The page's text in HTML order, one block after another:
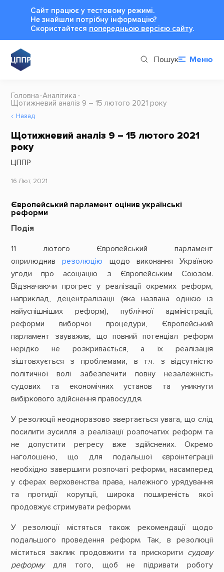
Сайт працює у тестовому режимі.
Не знайшли потрібну інформацію?
Cкористайтеся попередньою версією сайту.
Пошук Меню
Головна Аналітика
Щотижневий аналіз 9 – 15 лютого 2021 року
Назад
Щотижневий аналіз 9 – 15 лютого 2021
року
ЦППР
16 Лют, 2021
Європейський парламент оцінив українські
реформи
Подія
11 лютого Європейський парламент
оприлюдниврезолюцію щодо виконання Україною
угоди про асоціацію з Європейським Союзом.
Відзначаючи прогрес у реалізації окремих реформ,
наприклад, децентралізації (яка названа однією із
найуспішніших реформ), публічної адміністрації,
реформи виборчої процедури, Європейський
парламент зауважив, що повний потенціал реформ
нерідко не розкривається, а їх реалізація
зіштовхується з проблемами, в т.ч. з відсутністю
політичної волі забезпечити повну незалежність
судових та економічних установ та уникнути
вибіркового здійснення правосуддя.
У резолюції неодноразово звертається увага, що слід
посилити зусилля з реалізації розпочатих реформ та
не допустити регресу вже здійснених. Окремо
наголошено, що для подальшої євроінтеграції
необхідно завершити розпочаті реформи, насамперед
у сферах верховенства права, належного урядування
та протидії корупції, широка поширеність якої
продовжує стримувати реформи.
У резолюції містяться також рекомендації щодо
подальшого проведення реформ. Так, в резолюції
міститься заклик продовжити та прискорити судову
реформудля того, щоб не підривати роботу